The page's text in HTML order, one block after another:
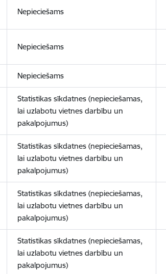
Nepieciešams
Nepieciešams
Nepieciešams
Statistikas sīkdatnes (nepieciešamas,
lai uzlabotu vietnes darbību un
pakalpojumus)
Statistikas sīkdatnes (nepieciešamas,
lai uzlabotu vietnes darbību un
pakalpojumus)
Statistikas sīkdatnes (nepieciešamas,
lai uzlabotu vietnes darbību un
pakalpojumus)
Statistikas sīkdatnes (nepieciešamas,
lai uzlabotu vietnes darbību un
pakalpojumus)